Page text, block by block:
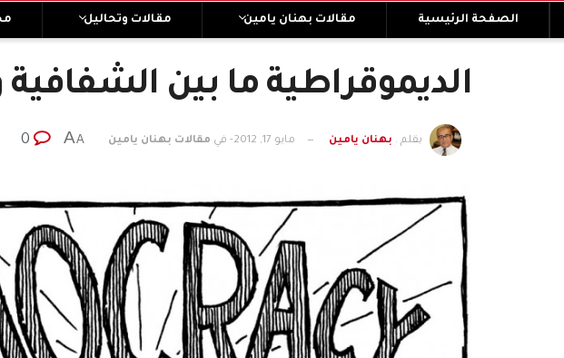
الصفحة الرئيسية مقالات بهنان يامين مقالات وتحاليل
الديموقراطية ما بين الشفافية
بقلم . بهنان يامين مايو 17, 2012 - في مقالات بهنان يامين A
A